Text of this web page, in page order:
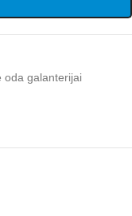
oda galanterijai